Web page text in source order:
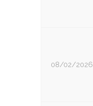
08/02/2026